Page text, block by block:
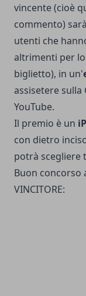
vincente (cioè
commento)
utenti che
altrimenti per
biglietto), in un'
assisetere sulla
YouTube.
Il premio è un
con dietro
potrà scegliere
Buon concorso
VINCITORE: